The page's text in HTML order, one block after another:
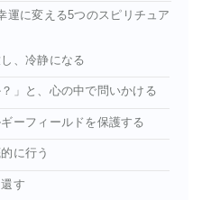
運に変える5つのスピリチュア
、冷静になる
」と、心の中で問いかける
ーフィールドを保護する
に行う
す